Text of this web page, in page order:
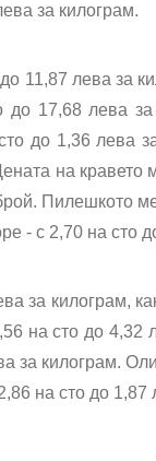
за килограм.
11,87 лева за
17,68 лева
до 1,36 лева
на кравето
Пилешкото
- с 2,70 на сто
за килограм,
на сто до 4,32
за килограм.
на сто до 1,87